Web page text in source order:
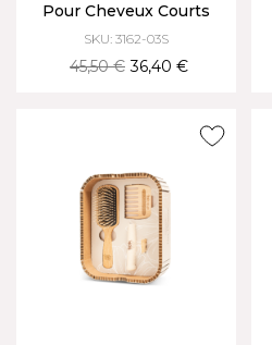
Pour Cheveux Courts
SKU: 3162-03S
45,50 € 36,40 €